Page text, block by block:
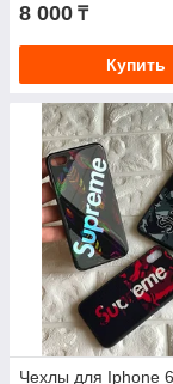
8 000 ₸
Купить
Чехлы для Iphone